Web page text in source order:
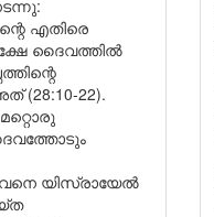
എതിരെ
ദൈവത്തിൽ
(28:10-22).
യിസ്രായേൽ